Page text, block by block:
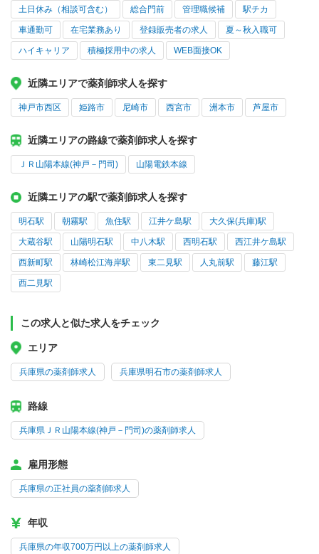
土日休み（相談可含む） 総合門前 管理職候補 駅チカ
車通勤可 在宅業務あり 登録販売者の求人 夏～秋入職可
ハイキャリア 積極採用中の求人 WEB面接OK
近隣エリアで薬剤師求人を探す
神戸市西区 姫路市 尼崎市 西宮市 洲本市 芦屋市
近隣エリアの路線で薬剤師求人を探す
ＪＲ山陽本線(神戸－門司) 山陽電鉄本線
近隣エリアの駅で薬剤師求人を探す
明石駅 朝霧駅 魚住駅 江井ケ島駅 大久保(兵庫)駅
大蔵谷駅 山陽明石駅 中八木駅 西明石駅 西江井ケ島駅
西新町駅 林崎松江海岸駅 東二見駅 人丸前駅 藤江駅
西二見駅
この求人と似た求人をチェック
エリア
兵庫県の薬剤師求人 兵庫県明石市の薬剤師求人
路線
兵庫県ＪＲ山陽本線(神戸－門司)の薬剤師求人
雇用形態
兵庫県の正社員の薬剤師求人
年収
兵庫県の年収700万円以上の薬剤師求人